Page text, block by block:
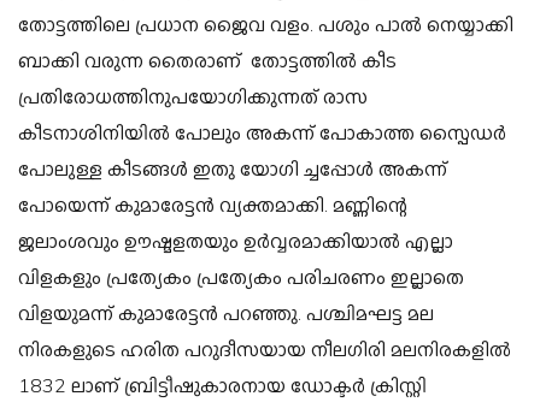
തോട്ടത്തിലെ പ്രധാന ജൈവ വളം. പശും പാൽ നെയ്യാക്കി
ബാക്കി വരുന്ന തൈരാണ് തോട്ടത്തിൽ കീട
പ്രതിരോധത്തിനുപയോഗിക്കുന്നത്രാസ
കീടനാശിനിയിൽ പോലും അകന്ന് പോകാത്ത സ്പൈഡർ
പോലുള്ള കീടങ്ങൾ ഇതു യോഗി ച്ചപ്പോൾ അകന്ന്
പോയെന്ന് കുമാരേട്ടൻ വ്യക്തമാക്കി. മണ്ണിന്റെ
ജലാംശവും ഊഷ്മളതയും ഉർവ്വരമാക്കിയാൽ എല്ലാ
വിളകളും പ്രത്യേകം പ്രത്യേകം പരിചരണം ഇല്ലാതെ
വിളയുമന്ന് കുമാരേട്ടൻ പറഞ്ഞു. പശ്ചിമഘട്ട മല
നിരകളുടെ ഹരിത പറുദീസയായ നീലഗിരി മലനിരകളിൽ
1832 ലാണ് ബ്രിട്ടീഷുകാരനായ ഡോക്ടർ ക്രിസ്റ്റി